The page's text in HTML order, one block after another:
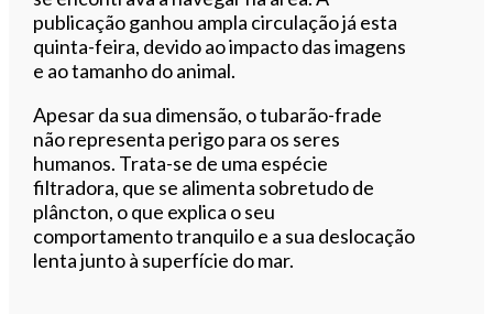
publicação ganhou ampla circulação já esta
quinta-feira, devido ao impacto das imagens
e ao tamanho do animal.
Apesar da sua dimensão, o tubarão-frade
não representa perigo para os seres
humanos. Trata-se de uma espécie
filtradora, que se alimenta sobretudo de
plâncton, o que explica o seu
comportamento tranquilo e a sua deslocação
lenta junto à superfície do mar.